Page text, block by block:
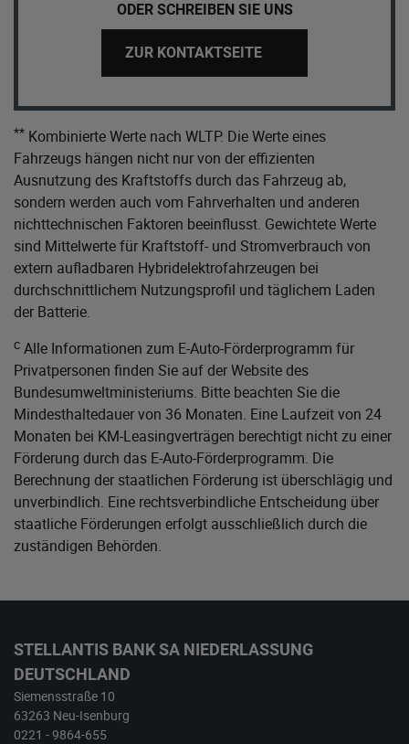
ODER SCHREIBEN SIE UNS
ZUR KONTAKTSEITE
** Kombinierte Werte nach WLTP. Die Werte eines
Fahrzeugs hängen nicht nur von der effizienten
Ausnutzung des Kraftstoffs durch das Fahrzeug ab,
sondern werden auch vom Fahrverhalten und anderen
nichttechnischen Faktoren beeinflusst. Gewichtete Werte
sind Mittelwerte für Kraftstoff- und Stromverbrauch von
extern aufladbaren Hybridelektrofahrzeugen bei
durchschnittlichem Nutzungsprofil und täglichem Laden
der Batterie.
c Alle Informationen zum E-Auto-Förderprogramm für
Privatpersonen finden Sie auf der Website des
Bundesumweltministeriums. Bitte beachten Sie die
Mindesthaltedauer von 36 Monaten. Eine Laufzeit von 24
Monaten bei KM-Leasingverträgen berechtigt nicht zu einer
Förderung durch das E-Auto-Förderprogramm. Die
Berechnung der staatlichen Förderung ist überschlägig und
unverbindlich. Eine rechtsverbindliche Entscheidung über
staatliche Förderungen erfolgt ausschließlich durch die
zuständigen Behörden.
STELLANTIS BANK SA NIEDERLASSUNG
DEUTSCHLAND
Siemensstraße 10
63263 Neu-Isenburg
0221 - 9864-655